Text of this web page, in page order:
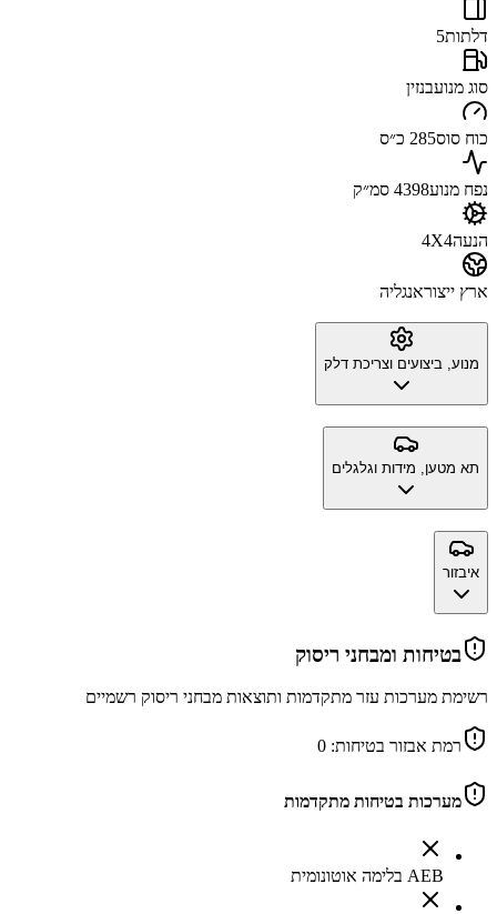
דלתות5
סוג מנועבנזין
כוח סוס285 כ״ס
נפח מנוע4398 סמ״ק
הנעה4X4
ארץ ייצוראנגליה
מנוע, ביצועים וצריכת דלק
תא מטען, מידות וגלגלים
איבזור
בטיחות ומבחני ריסוק
רשימת מערכות עזר מתקדמות ותוצאות מבחני ריסוק רשמיים
רמת אבזור בטיחות: 0
מערכות בטיחות מתקדמות
AEB בלימה אוטונומית